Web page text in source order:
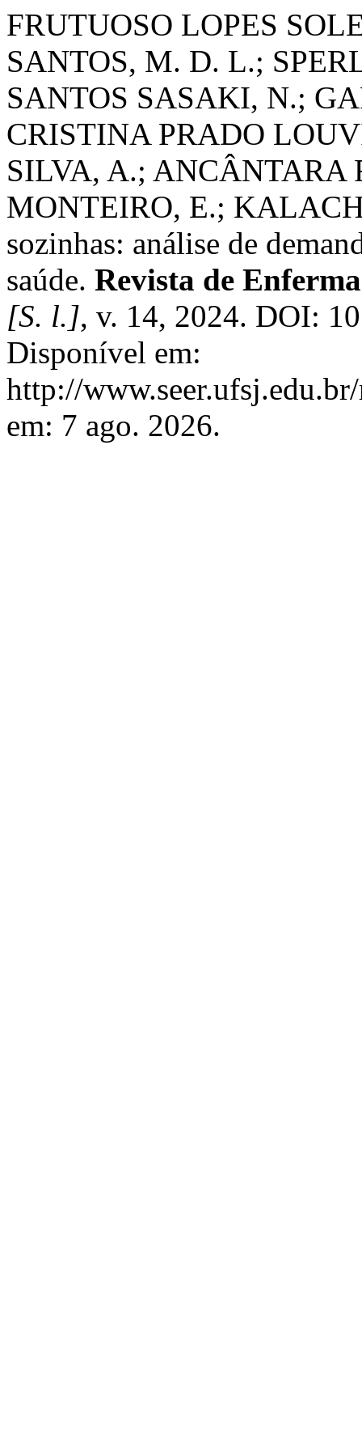
FRUTUOSO LOPES
SANTOS, M. D. L.;
SANTOS SASAKI, N.;
CRISTINA PRADO
SILVA, A.; ANCÂNTARA
MONTEIRO, E.;
sozinhas: análise de
saúde. Revista de
[S. l.], v. 14, 2024. DOI:
Disponível em:
http://
em: 7 ago. 2026.